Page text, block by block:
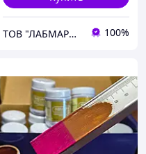
ТОВ "ЛАБМАРКЕТ" 100%